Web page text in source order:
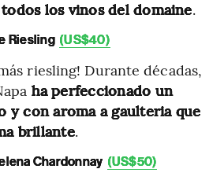
los vinos del domaine.
Riesling (US$40)
riesling! Durante décadas,
ha perfeccionado un
y con aroma a gaulteria que
brillante.
Chardonnay (US$50)